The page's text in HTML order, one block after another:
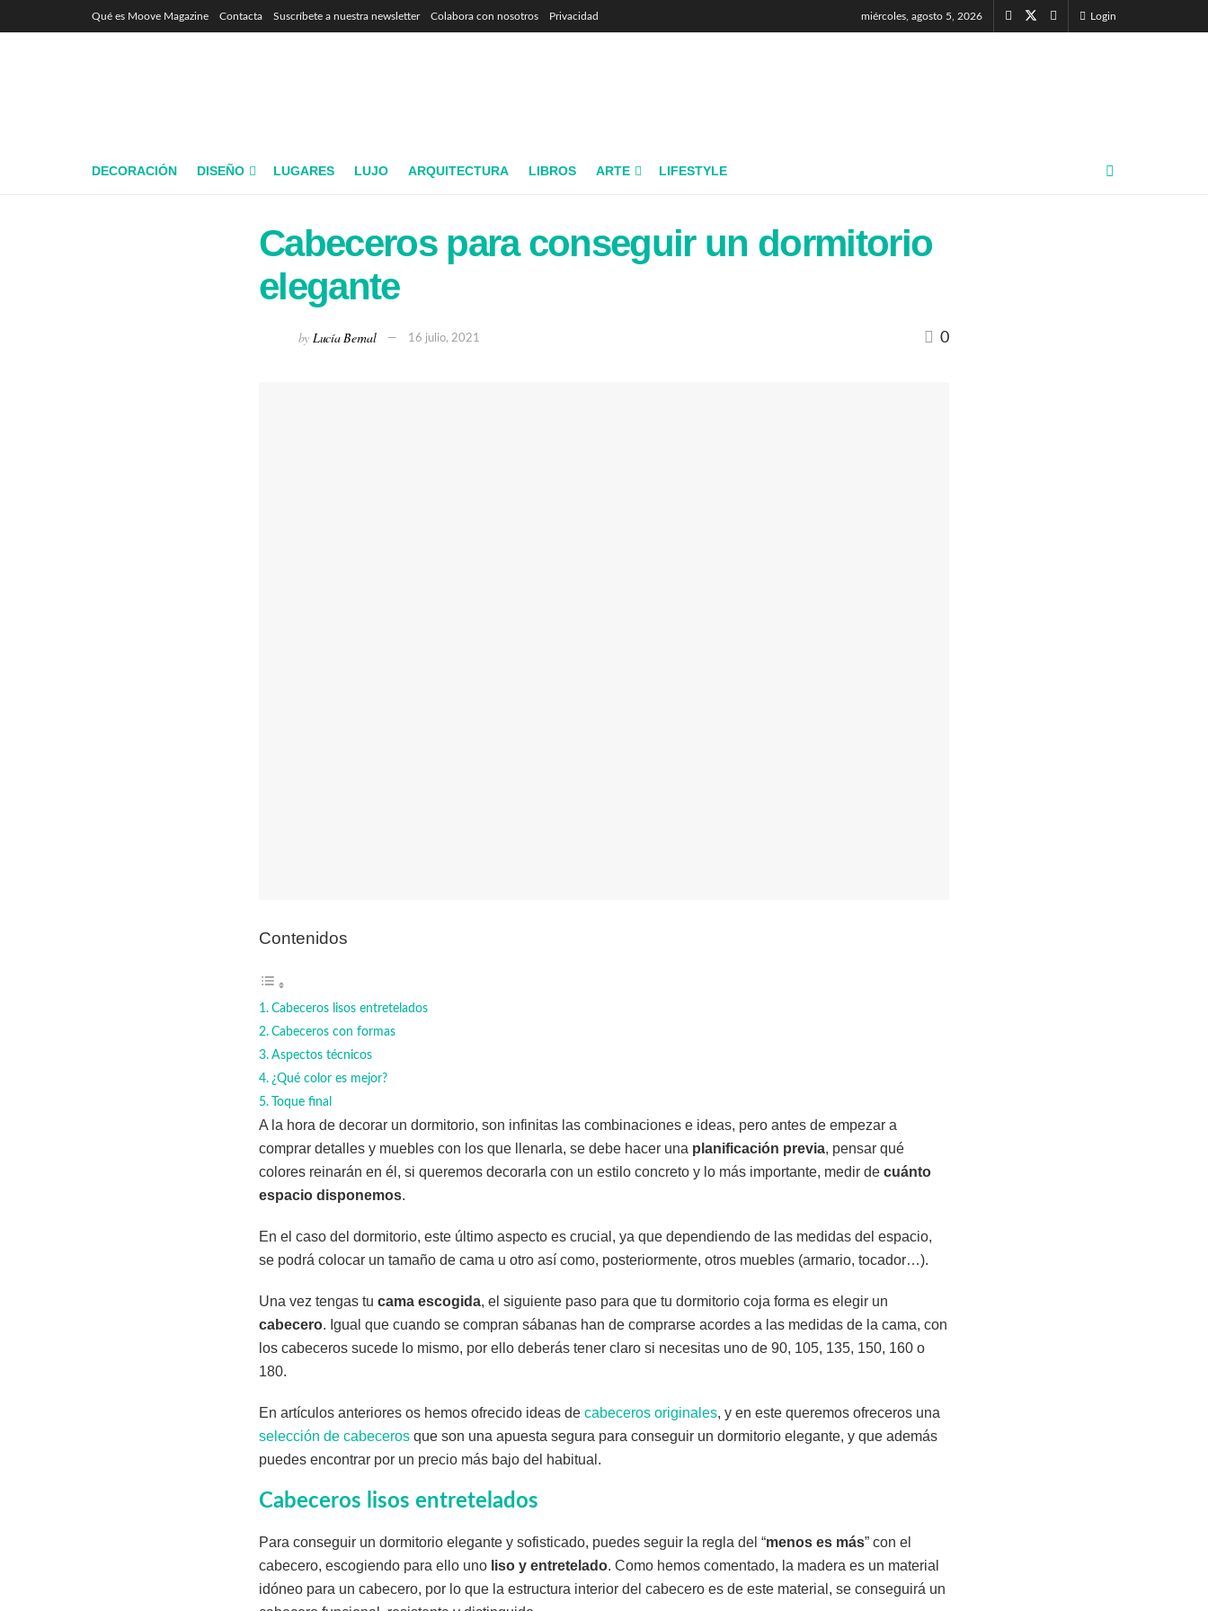
Qué es Moove Magazine Contacta Suscríbete a nuestra newsletter Colabora con nosotros Privacidad miércoles, agosto 5, 2026 Login
DECORACIÓN DISEÑO LUGARES LUJO ARQUITECTURA LIBROS ARTE LIFESTYLE
Cabeceros para conseguir un dormitorio
elegante
by Lucía Bernal 16 julio, 2021 0
Contenidos
Cabeceros lisos entretelados
Cabeceros con formas
Aspectos técnicos
¿Qué color es mejor?
Toque final
A la hora de decorar un dormitorio, son infinitas las combinaciones e ideas, pero antes de empezar a
comprar detalles y muebles con los que llenarla, se debe hacer una planificación previa, pensar qué
colores reinarán en él, si queremos decorarla con un estilo concreto y lo más importante, medir de cuánto
espacio disponemos.
En el caso del dormitorio, este último aspecto es crucial, ya que dependiendo de las medidas del espacio,
se podrá colocar un tamaño de cama u otro así como, posteriormente, otros muebles (armario, tocador…).
Una vez tengas tu cama escogida, el siguiente paso para que tu dormitorio coja forma es elegir un
cabecero. Igual que cuando se compran sábanas han de comprarse acordes a las medidas de la cama, con
los cabeceros sucede lo mismo, por ello deberás tener claro si necesitas uno de 90, 105, 135, 150, 160 o
180.
En artículos anteriores os hemos ofrecido ideas de cabeceros originales, y en este queremos ofreceros una
selección de cabeceros que son una apuesta segura para conseguir un dormitorio elegante, y que además
puedes encontrar por un precio más bajo del habitual.
Cabeceros lisos entretelados
Para conseguir un dormitorio elegante y sofisticado, puedes seguir la regla del “menos es más” con el
cabecero, escogiendo para ello uno liso y entretelado. Como hemos comentado, la madera es un material
idóneo para un cabecero, por lo que la estructura interior del cabecero es de este material, se conseguirá un